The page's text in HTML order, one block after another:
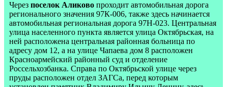
Через поселок Аликово проходит автомобильная дорога
регионального значения 97К-006, также здесь начинается
автомобильная региональная дорога 97Н-023. Центральная
улица населенного пункта является улица Октябрьская, на
ней расположена центральная районная больница по
адресу дом 12, а на улице Чапаева дом 8 расположен
Красноармейский районный суд и отделение
Россельхозбанка. Справа по Октябрьской улице через
пруды расположен отдел ЗАГСа, перед которым